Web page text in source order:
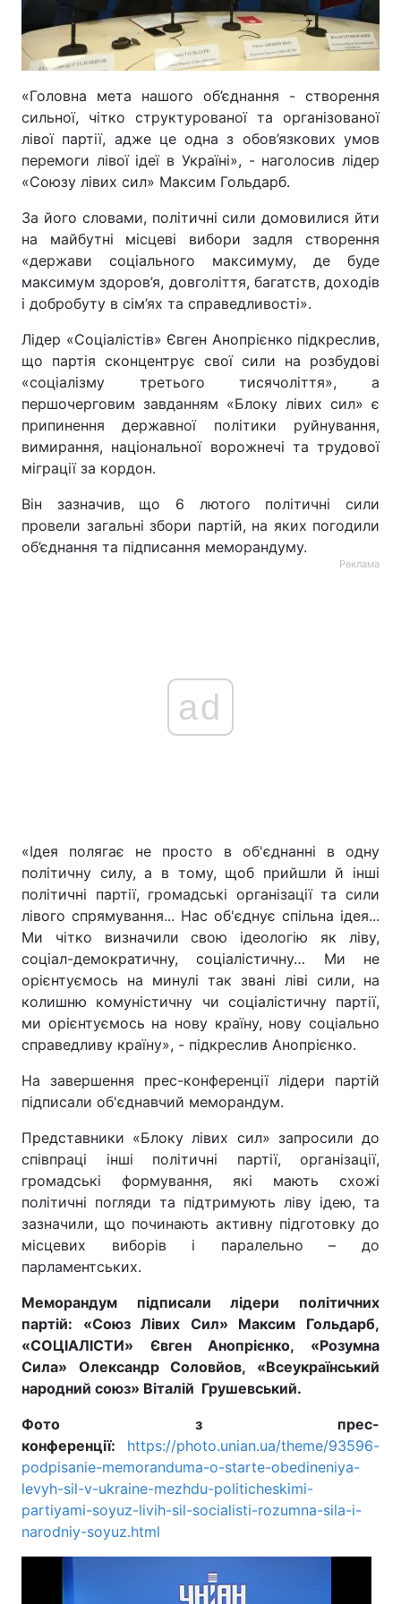
Тема оформлення
«Головна мета нашого об’єднання - створення
сильної, чітко структурованої та організованої
лівої партії, адже це одна з обов’язкових умов
перемоги лівої ідеї в Україні», - наголосив лідер
«Союзу лівих сил» Максим Гольдарб.
За його словами, політичні сили домовилися йти
на майбутні місцеві вибори задля створення
«держави соціального максимуму, де буде
максимум здоров’я, довголіття, багатств, доходів
і добробуту в сім’ях та справедливості».
Лідер «Соціалістів» Євген Анопрієнко підкреслив,
що партія сконцентрує свої сили на розбудові
«соціалізму третього тисячоліття», а
першочерговим завданням «Блоку лівих сил» є
припинення державної політики руйнування,
вимирання, національної ворожнечі та трудової
міграції за кордон.
Він зазначив, що 6 лютого політичні сили
провели загальні збори партій, на яких погодили
об’єднання та підписання меморандуму.
Реклама
ad
«Ідея полягає не просто в об'єднанні в одну
політичну силу, а в тому, щоб прийшли й інші
політичні партії, громадські організації та сили
лівого спрямування... Нас об'єднує спільна ідея...
Ми чітко визначили свою ідеологію як ліву,
соціал-демократичну, соціалістичну… Ми не
орієнтуємось на минулі так звані ліві сили, на
колишню комуністичну чи соціалістичну партії,
ми орієнтуємось на нову країну, нову соціально
справедливу країну», - підкреслив Анопрієнко.
На завершення прес-конференції лідери партій
підписали об'єднавчий меморандум.
Представники «Блоку лівих сил» запросили до
співпраці інші політичні партії, організації,
громадські формування, які мають схожі
політичні погляди та підтримують ліву ідею, та
зазначили, що починають активну підготовку до
місцевих виборів і паралельно – до
парламентських.
Меморандум підписали лідери політичних
партій: «Союз Лівих Сил» Максим Гольдарб,
«СОЦІАЛІСТИ» Євген Анопрієнко, «Розумна
Сила» Олександр Соловйов, «Всеукраїнський
народний союз» Віталій Грушевський.
Фото з прес-
конференції: https://photo.unian.ua/theme/93596-
podpisanie-memoranduma-o-starte-obedineniya-
levyh-sil-v-ukraine-mezhdu-politicheskimi-
partiyami-soyuz-livih-sil-socialisti-rozumna-sila-i-
narodniy-soyuz.html